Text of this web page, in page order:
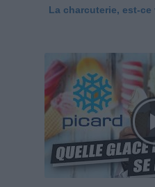
La charcuterie, est-